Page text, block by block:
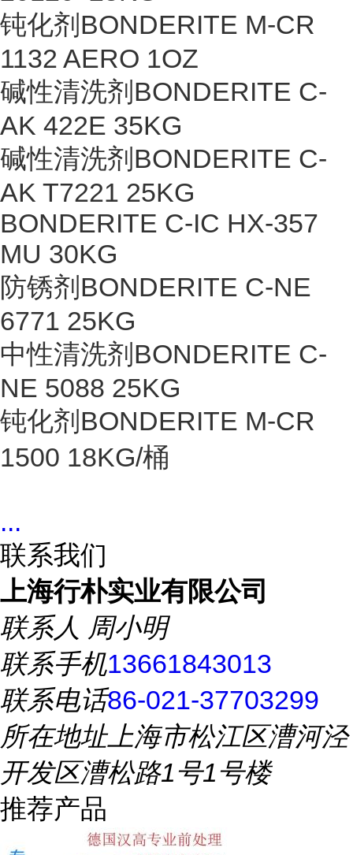
钝化剂BONDERITE M-CR
1132 AERO 1OZ
碱性清洗剂BONDERITE C-
AK 422E 35KG
碱性清洗剂BONDERITE C-
AK T7221 25KG
BONDERITE C-IC HX-357
MU 30KG
防锈剂BONDERITE C-NE
6771 25KG
中性清洗剂BONDERITE C-
NE 5088 25KG
钝化剂BONDERITE M-CR
1500 18KG/桶
...
联系我们
上海行朴实业有限公司
联系人 周小明
联系手机13661843013
联系电话86-021-37703299
所在地址上海市松江区漕河泾
开发区漕松路1号1号楼
推荐产品